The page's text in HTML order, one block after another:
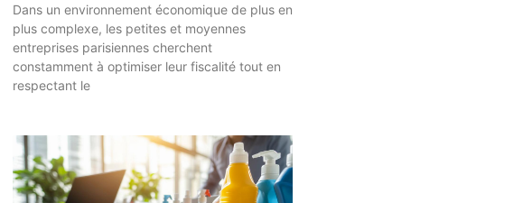
Dans un environnement économique de plus en
plus complexe, les petites et moyennes
entreprises parisiennes cherchent
constamment à optimiser leur fiscalité tout en
respectant le